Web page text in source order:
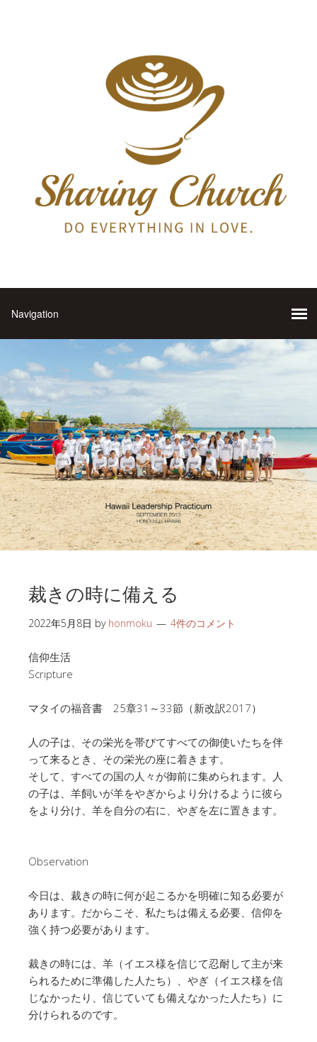
裁きの時に備える
2022年5月8日 by honmoku 4件のコメント
信仰生活
Scripture
マタイの福音書 25章31～33節（新改訳2017）
人の子は、その栄光を帯びてすべての御使いたちを伴
って来るとき、その栄光の座に着きます。
そして、すべての国の人々が御前に集められます。人
の子は、羊飼いが羊をやぎからより分けるように彼ら
をより分け、羊を自分の右に、やぎを左に置きます。
Observation
今日は、裁きの時に何が起こるかを明確に知る必要が
あります。だからこそ、私たちは備える必要、信仰を
強く持つ必要があります。
裁きの時には、羊（イエス様を信じて忍耐して主が来
られるために準備した人たち）、やぎ（イエス様を信
じなかったり、信じていても備えなかった人たち）に
分けられるのです。